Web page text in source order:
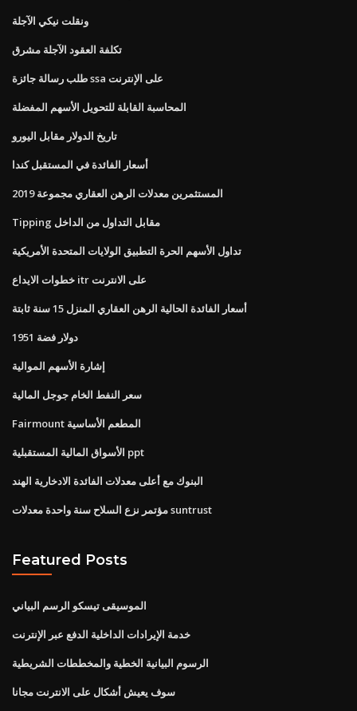
ونقلت نيكي الآجلة
تكلفة العقود الآجلة مشرق
طلب رسالة جائزة ssa على الإنترنت
المحاسبة القابلة للتحويل الأسهم المفضلة
تاريخ الدولار مقابل اليورو
أسعار الفائدة في المستقبل كندا
المستثمرين معدلات الرهن العقاري مجموعة 2019
Tipping مقابل التداول من الداخل
تداول الأسهم الحرة التطبيق الولايات المتحدة الأمريكية
خطوات الايداع itr على الانترنت
أسعار الفائدة الحالية الرهن العقاري المنزل 15 سنة ثابتة
1951 دولار فضة
إشارة الأسهم الموالية
سعر النفط الخام جوجل المالية
Fairmount المطعم الأساسية
الأسواق المالية المستقبلية ppt
البنوك مع أعلى معدلات الفائدة الادخارية الهند
مؤتمر نزع السلاح سنة واحدة معدلات suntrust
Featured Posts
الموسيقى تيسكو الرسم البياني
خدمة الإيرادات الداخلية الدفع عبر الإنترنت
الرسوم البيانية الخطية والمخططات الشريطية
سوف يعيش أشكال على الانترنت مجانا